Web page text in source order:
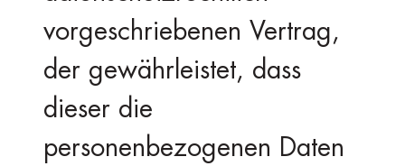
vorgeschriebenen Vertrag,
der gewährleistet, dass
dieser die
personenbezogenen Daten